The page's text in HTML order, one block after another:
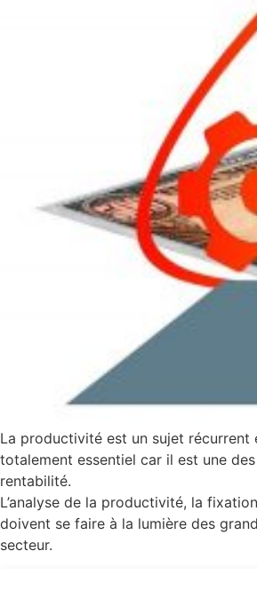
La productivité est un sujet récurrent
totalement essentiel car il est une
rentabilité.
L’analyse de la productivité, la
doivent se faire à la lumière des
secteur.